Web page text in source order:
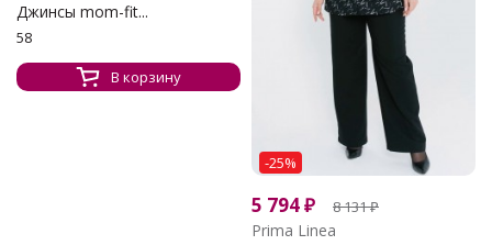
Джинсы mom-fit...
58
В корзину
-25%
5 794₽ 8 131₽
Prima Linea